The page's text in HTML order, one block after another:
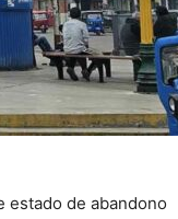
estado de abandono